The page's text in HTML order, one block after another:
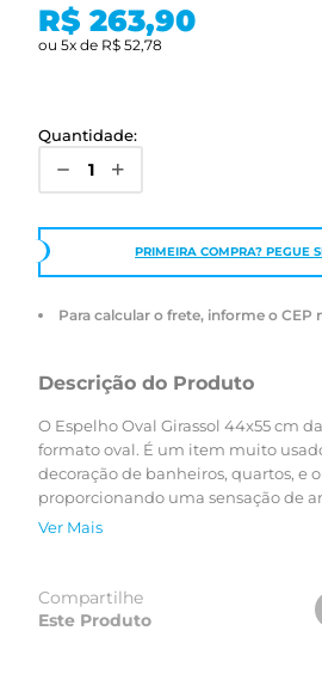
R$ 263,90
ou 5x de R$ 52,78
Quantidade:
PRIMEIRA COMPRA? PEGUE
Para calcular o frete, informe o CEP
Descrição do Produto
O Espelho Oval Girassol 44x55 cm
formato oval. É um item muito
decoração de banheiros, quartos, e
proporcionando uma sensação de
ambiente. Além disso, o espelho é
bordas e estrutura que evita a
aumentando a durabilidade).
Ver Mais
Compartilhe
Este Produto